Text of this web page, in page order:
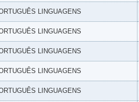
LINGUAGENS
LINGUAGENS
LINGUAGENS
LINGUAGENS
LINGUAGENS